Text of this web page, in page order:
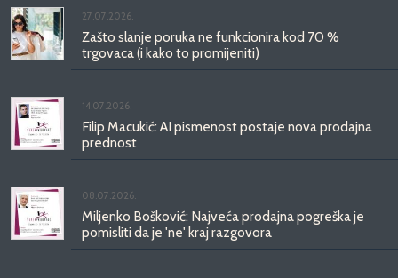
27.07.2026.
Zašto slanje poruka ne funkcionira kod 70 %
trgovaca (i kako to promijeniti)
14.07.2026.
Filip Macukić: AI pismenost postaje nova prodajna
prednost
08.07.2026.
Miljenko Bošković: Najveća prodajna pogreška je
pomisliti da je 'ne' kraj razgovora